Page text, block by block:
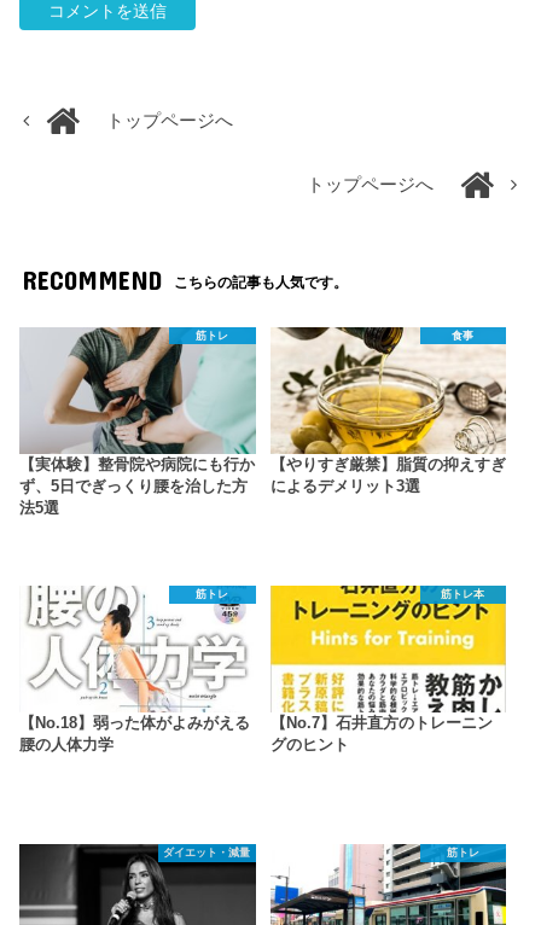
トップページへ
トップページへ
RECOMMEND こちらの記事も人気です。
筋トレ
【実体験】整骨院や病院にも行か
ず、5日でぎっくり腰を治した方
法5選
食事
【やりすぎ厳禁】脂質の抑えすぎ
によるデメリット3選
筋トレ
【No.18】弱った体がよみがえる
腰の人体力学
筋トレ本
【No.7】石井直方のトレーニン
グのヒント
ダイエット・減量 筋トレ